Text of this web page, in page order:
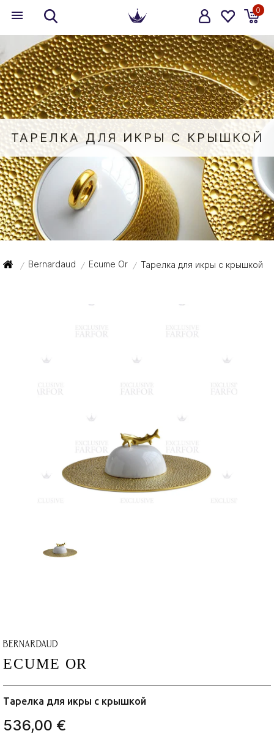
0
ТАРЕЛКА ДЛЯ ИКРЫ С КРЫШКОЙ
/ Bernardaud / Ecume Or / Тарелка для икры с крышкой
ECUME OR
Тарелка для икры с крышкой
536,00 €